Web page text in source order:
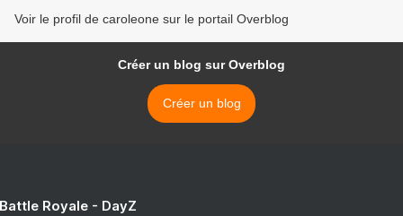
Voir le profil de caroleone sur le portail Overblog
Créer un blog sur Overblog
Créer un blog
Royale - DayZ